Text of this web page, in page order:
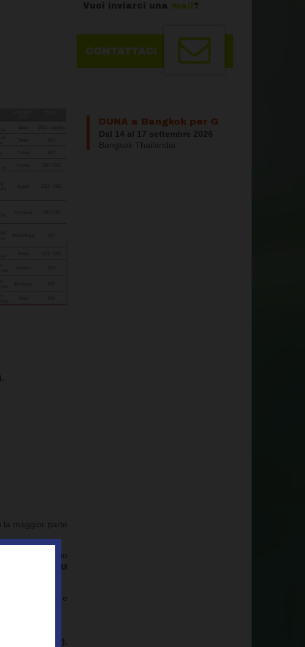
la maggior parte
e sono
A e ASTM
HCFC/HFC) e
Vuoi inviarci una mail ?
DUNA a Bangkok per G
ASTECH 2026
Dal 14 al 17 settembre 2026
Bangkok Thailandia